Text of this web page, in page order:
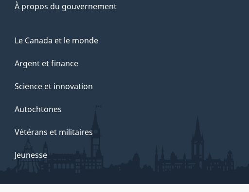
À propos du gouvernement
Le Canada et le monde
Argent et finance
Science et innovation
Autochtones
Vétérans et militaires
Jeunesse